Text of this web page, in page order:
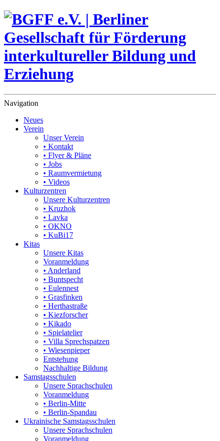
Navigation
Neues
Verein
Unser Verein
• Kontakt
• Flyer & Pläne
• Jobs
• Raumvermietung
• Videos
Kulturzentren
Unsere Kulturzentren
• Kruzhok
• Lavka
• OKNO
• KuBi17
Kitas
Unsere Kitas
Voranmeldung
• Anderland
• Buntspecht
• Eulennest
• Grasfinken
• Herthastraße
• Kiezforscher
• Kikado
• Spielatelier
• Villa Sprechspatzen
• Wiesenpieper
Entstehung
Nachhaltige Bildung
Samstagsschulen
Unsere Sprachschulen
Voranmeldung
• Berlin-Mitte
• Berlin-Spandau
Ukrainische Samstagsschulen
Unsere Sprachschulen
Voranmeldung